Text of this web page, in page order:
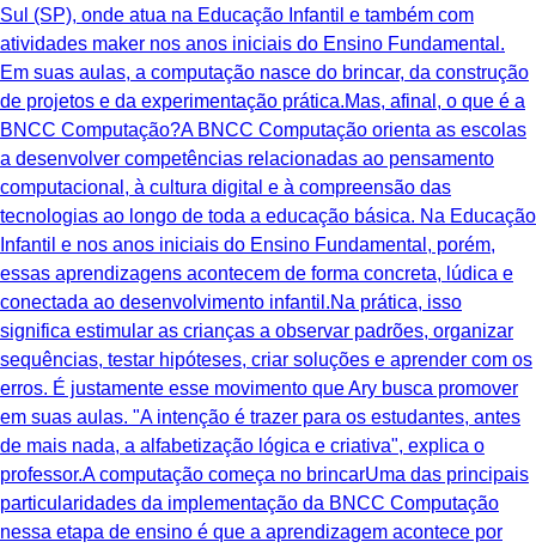
Sul (SP), onde atua na Educação Infantil e também com
atividades maker nos anos iniciais do Ensino Fundamental.
Em suas aulas, a computação nasce do brincar, da construção
de projetos e da experimentação prática.Mas, afinal, o que é a
BNCC Computação?A BNCC Computação orienta as escolas
a desenvolver competências relacionadas ao pensamento
computacional, à cultura digital e à compreensão das
tecnologias ao longo de toda a educação básica. Na Educação
Infantil e nos anos iniciais do Ensino Fundamental, porém,
essas aprendizagens acontecem de forma concreta, lúdica e
conectada ao desenvolvimento infantil.Na prática, isso
significa estimular as crianças a observar padrões, organizar
sequências, testar hipóteses, criar soluções e aprender com os
erros. É justamente esse movimento que Ary busca promover
em suas aulas. "A intenção é trazer para os estudantes, antes
de mais nada, a alfabetização lógica e criativa", explica o
professor.A computação começa no brincarUma das principais
particularidades da implementação da BNCC Computação
nessa etapa de ensino é que a aprendizagem acontece por